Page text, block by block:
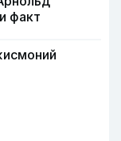
факт